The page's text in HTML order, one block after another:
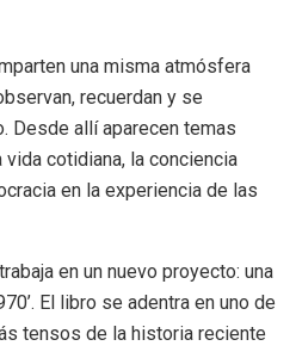
una misma atmósfera
recuerdan y se
Desde allí aparecen temas
cotidiana, la conciencia
en la experiencia de las
en un nuevo proyecto: una
’. El libro se adentra en uno de
tensos de la historia reciente